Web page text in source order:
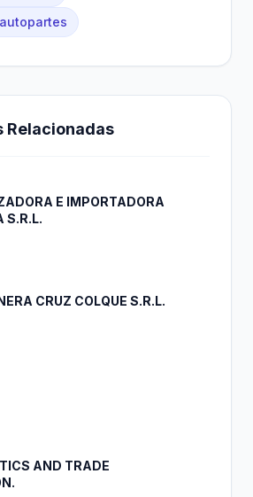
Relacionadas
E IMPORTADORA
KALASASAYA S.R.L.
CRUZ COLQUE S.R.L.
AND TRADE